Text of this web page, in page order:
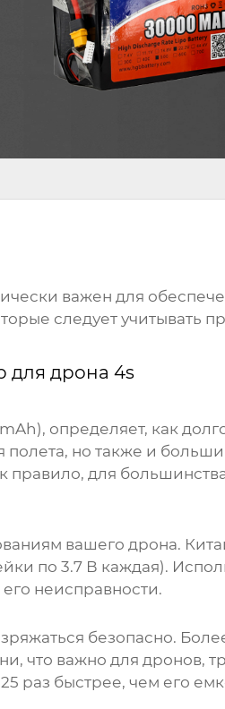
важен для
следует учитывать
для дрона 4s
определяет, как
но также и
для
вашего дрона.
по 3.7 В каждая).
неисправности.
безопасно.
что важно для дронов,
раз быстрее, чем его